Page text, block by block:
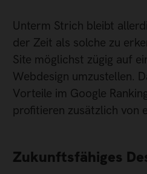
Unterm Strich bleibt
der Zeit als solche zu
Site möglichst zügig auf
Webdesign umzustellen.
Vorteile im Google
profitieren zusätzlich von
Zukunftsfähiges